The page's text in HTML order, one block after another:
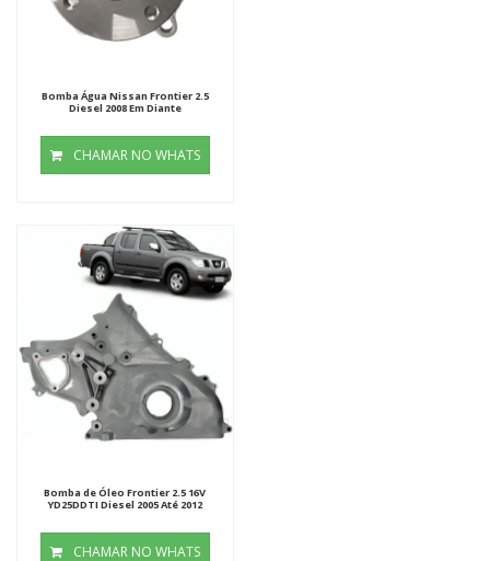
Bomba Água Nissan Frontier 2.5
Diesel 2008 Em Diante
CHAMAR NO WHATS
Bomba de Óleo Frontier 2.5 16V
YD25DDTI Diesel 2005 Até 2012
CHAMAR NO WHATS